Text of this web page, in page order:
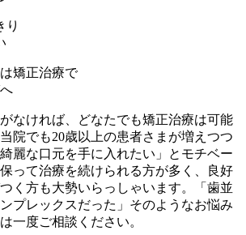
り
矯正治療で
なければ、どなたでも矯正治療は可能
院でも20歳以上の患者さまが増えつつ
麗な口元を手に入れたい」とモチベー
って治療を続けられる方が多く、良好
く方も大勢いらっしゃいます。「歯並
プレックスだった」そのようなお悩み
一度ご相談ください。